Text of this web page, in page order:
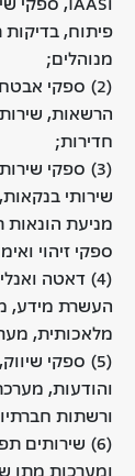
פיתוח, בדיקות
מנוהלים;
(2) ספקי
הרשאות,
חדירות;
(3) ספקי
שירותי
מניעת הונאות
ספקי זיהוי
(4) דאטה
העשרת מידע,
מלאכותית,
(5) ספקי
והודעות,
ורשתות
(6) שירותים
ומערכות מתן